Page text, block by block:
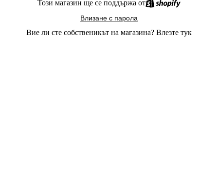
Този магазин ще се поддържа от
Влизане с парола
Вие ли сте собственикът на магазина? Влезте тук